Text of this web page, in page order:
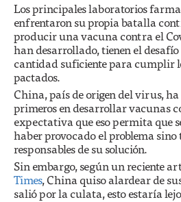
Los principales laboratorios
enfrentaron su propia batalla
producir una vacuna contra el
han desarrollado, tienen el
cantidad suficiente para cumplir
pactados.
China, país de origen del virus, ha
primeros en desarrollar vacunas
expectativa que eso permita que
haber provocado el problema sino
responsables de su solución.
Sin embargo, según un reciente
Times, China quiso alardear de
salió por la culata, esto estaría